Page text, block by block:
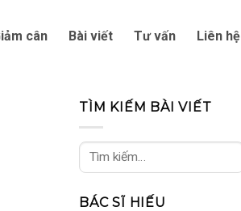
cân Bài viết Tư vấn Liên hệ
TÌM KIẾM BÀI VIẾT
BÁC SĨ HIẾU